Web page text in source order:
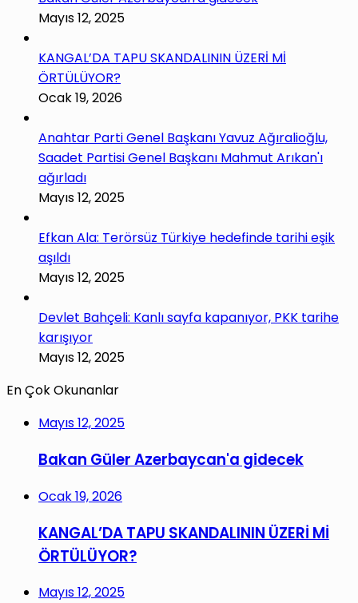
Mayıs 12, 2025
KANGAL’DA TAPU SKANDALININ ÜZERİ Mİ
ÖRTÜLÜYOR?
Ocak 19, 2026
Anahtar Parti Genel Başkanı Yavuz Ağıralioğlu,
Saadet Partisi Genel Başkanı Mahmut Arıkan'ı
ağırladı
Mayıs 12, 2025
Efkan Ala: Terörsüz Türkiye hedefinde tarihi eşik
aşıldı
Mayıs 12, 2025
Devlet Bahçeli: Kanlı sayfa kapanıyor, PKK tarihe
karışıyor
Mayıs 12, 2025
En Çok Okunanlar
Mayıs 12, 2025
Bakan Güler Azerbaycan'a gidecek
Ocak 19, 2026
KANGAL’DA TAPU SKANDALININ ÜZERİ Mİ
ÖRTÜLÜYOR?
Mayıs 12, 2025